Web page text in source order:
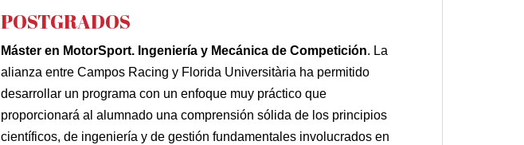
POSTGRADOS
Máster en MotorSport. Ingeniería y Mecánica de Competición. La
alianza entre Campos Racing y Florida Universitària ha permitido
desarrollar un programa con un enfoque muy práctico que
proporcionará al alumnado una comprensión sólida de los principios
científicos, de ingeniería y de gestión fundamentales involucrados en